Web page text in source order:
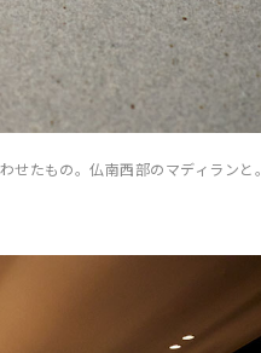
たもの。仏南西部のマディランと。